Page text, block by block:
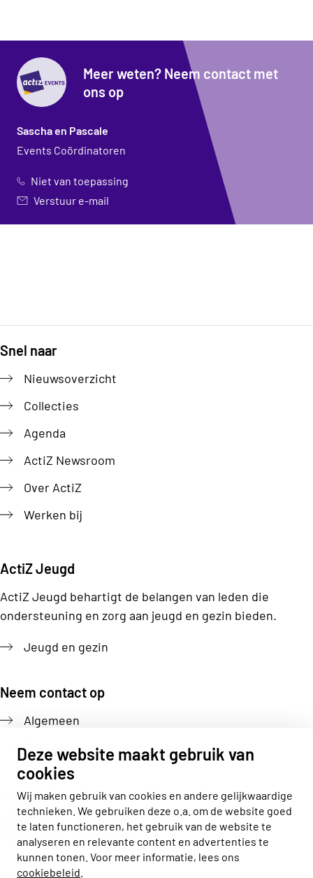
Deze website maakt gebruik van
cookies
Wij maken gebruik van cookies en andere gelijkwaardige
technieken. We gebruiken deze o.a. om de website goed
te laten functioneren, het gebruik van de website te
analyseren en relevante content en advertenties te
kunnen tonen. Voor meer informatie, lees ons
cookiebeleid
Meer weten? Neem contact met
ons op
Sascha en Pascale
Events Coördinatoren
Niet van toepassing
Verstuur e-mail
Snel naar
Nieuwsoverzicht
Collecties
Agenda
ActiZ Newsroom
Over ActiZ
Werken bij
ActiZ Jeugd
ActiZ Jeugd behartigt de belangen van leden die
ondersteuning en zorg aan jeugd en gezin bieden.
Jeugd en gezin
Neem contact op
Algemeen
Pers
Volg ons
Actiz linkedin
Actiz instagram
Actiz youtube
Actiz facebook